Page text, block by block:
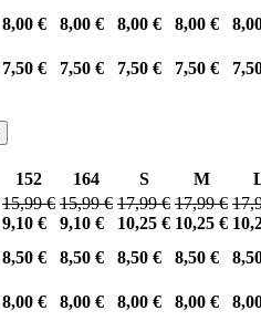
8,00 € 8,00 € 8,00 € 8,00 €
7,50 € 7,50 € 7,50 € 7,50 €
152 164 S M
15,99 €
9,10 €
15,99 €
9,10 €
17,99 €
10,25 €
17,99 €
10,25 €
8,50 € 8,50 € 8,50 € 8,50 €
8,00 € 8,00 € 8,00 € 8,00 €